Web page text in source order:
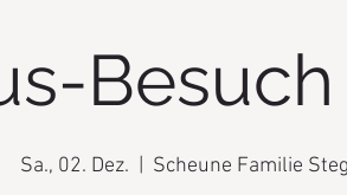
Besuch
Sa., 02. Dez. Scheune Familie